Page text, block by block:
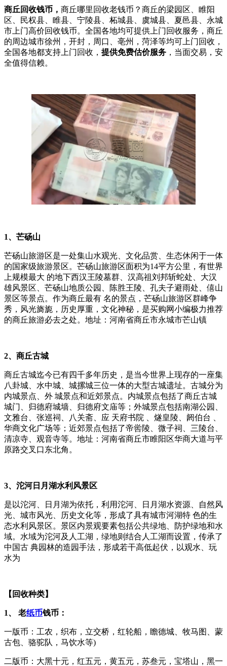
商丘回收钱币， 商丘哪里回收老钱币？商丘的梁园区、睢阳
区、民权县、睢县、宁陵县、柘城县、虞城县、夏邑县、永城
市上门高价回收钱币。全国各地均可提供上门回收服务，商丘
的周边城市徐州，开封，周口、亳州，菏泽等均可上门回收，
全国各地都支持上门回收， 提供免费估价服务 ，当面交易，安
全值得信赖。
1、芒砀山
芒砀山旅游区是一处集山水观光、文化品赏、生态休闲于一体
的国家级旅游景区。芒砀山旅游区面积为14平方公里，有世界
上规模最大 的地下西汉王陵墓群、汉高祖刘邦斩蛇处、大汉
雄风景区、芒砀山地质公园、陈胜王陵、孔夫子避雨处、僖山
景区等景点。作为商丘最有 名的景点，芒砀山旅游区群峰争
秀，风光旖旎，历史厚重，文化神秘，是买购网小编极力推荐
的商丘旅游必去之处。地址：河南省商丘市永城市芒山镇
2、商丘古城
商丘古城迄今已有四千多年历史，是当今世界上现存的一座集
八卦城、水中城、城摞城三位一体的大型古城遗址。古城分为
内城景点、外 城景点和近郊景点。内城景点包括了商丘古城
城门、归德府城墙、归德府文庙等；外城景点包括南湖公园、
文雅台、张巡祠、八关斋、应 天府书院 、燧皇陵、阏伯台 、
华商文化广场等；近郊景点包括了帝喾陵、微子祠、三陵台、
清凉寺、观音寺等。地址：河南省商丘市睢阳区华商大道与平
原路交叉口东北角。
3、沱河日月湖水利风景区
是以沱河、日月湖为依托，利用沱河、日月湖水资源、自然风
光、城市风光、历史文化等，形成了具有城市河湖特 色的生
态水利风景区。景区内景观要素包括公共绿地、防护绿地和水
域。水域为沱河及人工湖，绿地则结合人工湖而设置，传承了
中国古 典园林的造园手法，形成若干高低起伏，以观水、玩
水为
【回收种类】
1、 老纸币钱币：
一版币：工农，织布，立交桥，红轮船，瞻德城、牧马图、蒙
古包、骆驼队，马饮水等)
二版币：大黑十元，红五元，黄五元，苏叁元，宝塔山，黑一